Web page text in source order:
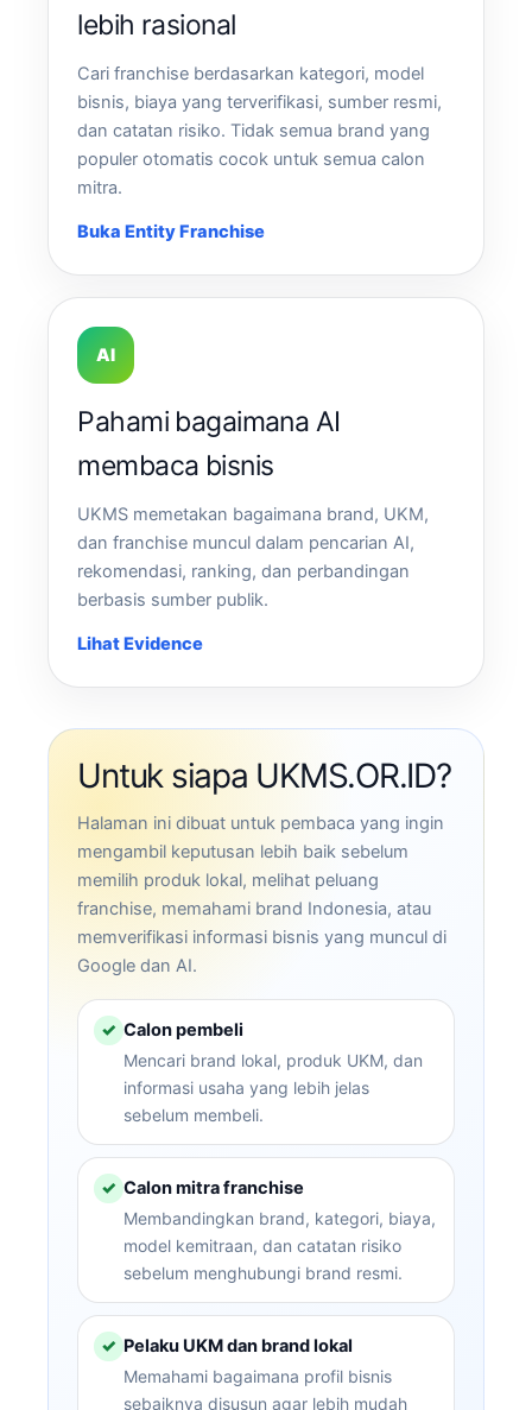
lebih rasional
Cari franchise berdasarkan kategori, model
bisnis, biaya yang terverifikasi, sumber resmi,
dan catatan risiko. Tidak semua brand yang
populer otomatis cocok untuk semua calon
mitra.
Buka Entity Franchise
AI
Pahami bagaimana AI
membaca bisnis
UKMS memetakan bagaimana brand, UKM,
dan franchise muncul dalam pencarian AI,
rekomendasi, ranking, dan perbandingan
berbasis sumber publik.
Lihat Evidence
Untuk siapa UKMS.OR.ID?
Halaman ini dibuat untuk pembaca yang ingin
mengambil keputusan lebih baik sebelum
memilih produk lokal, melihat peluang
franchise, memahami brand Indonesia, atau
memverifikasi informasi bisnis yang muncul di
Google dan AI.
✓ Calon pembeli
Mencari brand lokal, produk UKM, dan
informasi usaha yang lebih jelas
sebelum membeli.
✓ Calon mitra franchise
Membandingkan brand, kategori, biaya,
model kemitraan, dan catatan risiko
sebelum menghubungi brand resmi.
✓ Pelaku UKM dan brand lokal
Memahami bagaimana profil bisnis
sebaiknya disusun agar lebih mudah